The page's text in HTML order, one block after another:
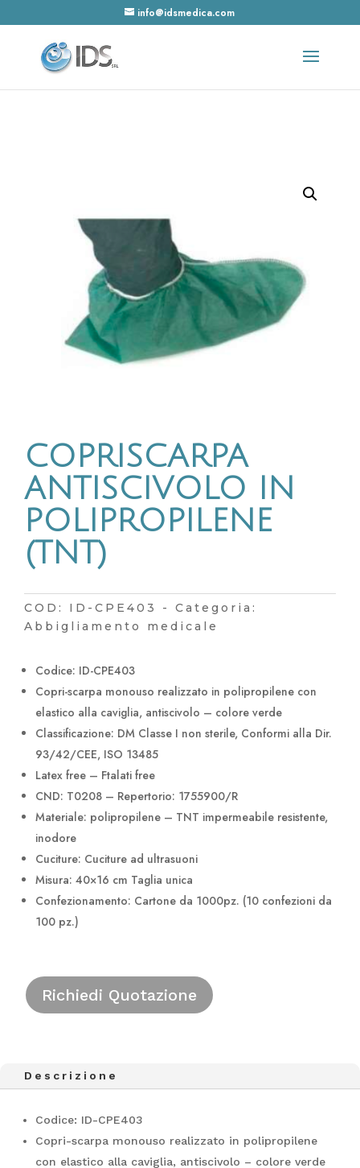
info@idsmedica.com
COPRISCARPA
ANTISCIVOLO IN
POLIPROPILENE
(TNT)
COD: ID-CPE403
Categoria:
Abbigliamento medicale
Codice: ID-CPE403
Copri-scarpa monouso realizzato in polipropilene con
elastico alla caviglia, antiscivolo – colore verde
Classificazione: DM Classe I non sterile, Conformi alla Dir.
93/42/CEE, ISO 13485
Latex free – Ftalati free
CND: T0208 – Repertorio: 1755900/R
Materiale: polipropilene – TNT impermeabile resistente,
inodore
Cuciture: Cuciture ad ultrasuoni
Misura: 40×16 cm Taglia unica
Confezionamento: Cartone da 1000pz. (10 confezioni da
100 pz.)
Richiedi Quotazione
Descrizione
Codice: ID-CPE403
Copri-scarpa monouso realizzato in polipropilene
con elastico alla caviglia, antiscivolo – colore verde